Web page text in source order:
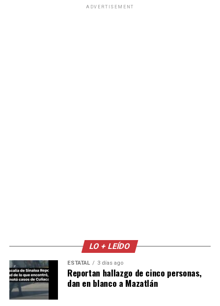
ADVERTISEMENT
LO + LEÍDO
ESTATAL 3 días ago
Reportan hallazgo de cinco personas,
dan en blanco a Mazatlán